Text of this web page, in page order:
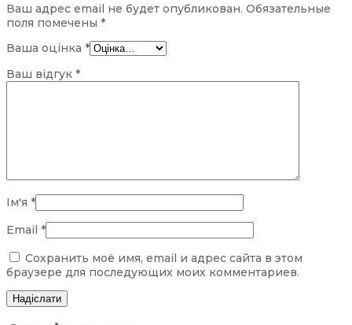
Ваш адрес email не будет опубликован. Обязательные
поля помечены *
Ваша оцінка *
Ваш відгук *
Ім'я *
Email *
Сохранить моё имя, email и адрес сайта в этом
браузере для последующих моих комментариев.